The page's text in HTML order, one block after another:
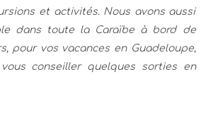
et activités. Nous avons aussi
dans toute la Caraïbe à bord de
pour vos vacances en Guadeloupe,
conseiller quelques sorties en